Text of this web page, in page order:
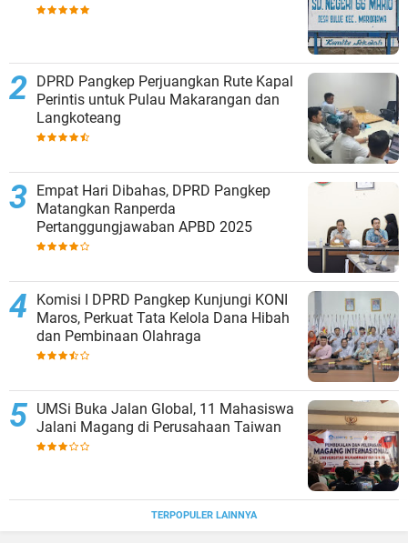
DPRD Pangkep Perjuangkan Rute Kapal
Perintis untuk Pulau Makarangan dan
Langkoteang
Empat Hari Dibahas, DPRD Pangkep
Matangkan Ranperda
Pertanggungjawaban APBD 2025
Komisi I DPRD Pangkep Kunjungi KONI
Maros, Perkuat Tata Kelola Dana Hibah
dan Pembinaan Olahraga
UMSi Buka Jalan Global, 11 Mahasiswa
Jalani Magang di Perusahaan Taiwan
TERPOPULER LAINNYA